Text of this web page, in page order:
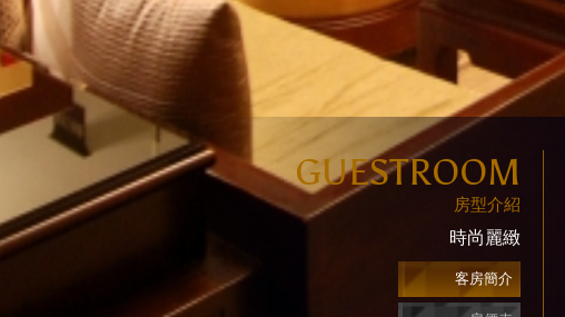
GUESTROOM
房型介紹
時尚麗緻
客房簡介